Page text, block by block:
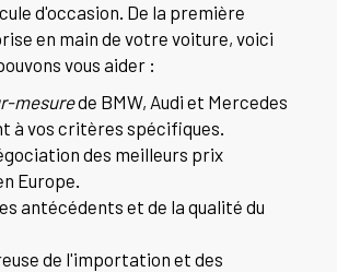
d'occasion. De la première
en main de votre voiture, voici
vous aider :
mesurede BMW, Audi et Mercedes
à vos critères spécifiques.
des meilleurs prix
Europe.
antécédents et de la qualité du
de l'importation et des